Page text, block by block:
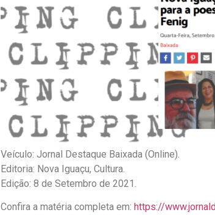
Veículo: Jornal Destaque Baixada (Online).
Editoria: Nova Iguaçu, Cultura.
Edição: 8 de Setembro de 2021.
Confira a matéria completa em: https://